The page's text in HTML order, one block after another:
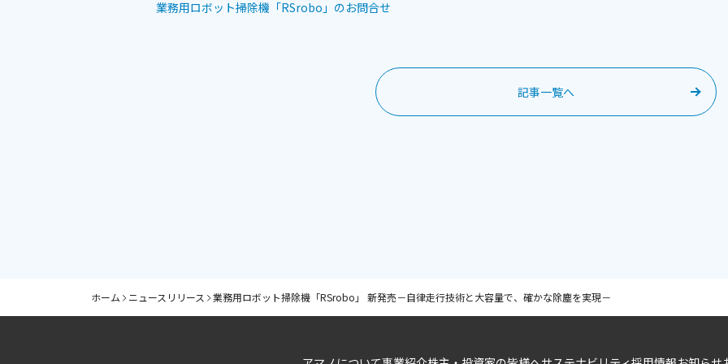
業務用ロボット掃除機「RSrobo」のお問合せ
記事一覧へ
ホーム ニュースリリース 業務用ロボット掃除機「RSrobo」 新発売－自律走行技術と大容量で、確かな除塵を実現－